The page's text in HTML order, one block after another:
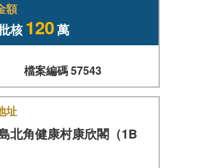
額
核120萬
檔案編碼 57543
址
北角健康村康欣閣（1B